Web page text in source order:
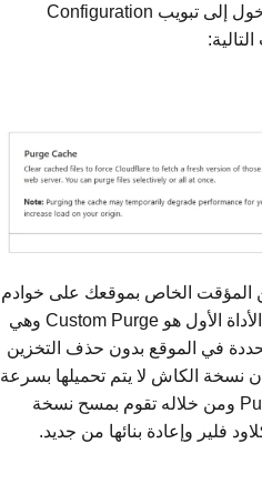
بالتوجه إلى Cache بعدها قم بالدخول إلى تبويب Configuration
المؤقت الخاص بموقعك على خوادم
كلاود فلير وهناك خيارين في هذه الأداة الأول هو Custom Purge وهي
في الموقع بدون حذف التخزين
نسخة الكاش لا يتم تحميلها بسرعة
والخيار الثاني هو Purge Everything ومن خلاله تقوم بمسح نسخة
فلير وإعادة بنائها من جديد.